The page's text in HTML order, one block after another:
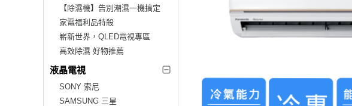
【除濕機】告別潮濕一機搞定
家電福利品特殺
嶄新世界，QLED電視專區
高效除濕 好物推薦
液晶電視
SONY 索尼
SAMSUNG 三星